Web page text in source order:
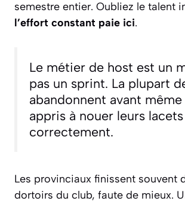
semestre entier. Oubliez le talent
l’effort constant paie ici.
Le métier de host est un
pas un sprint. La plupart
abandonnent avant même
appris à nouer leurs lacets
correctement.
Les provinciaux finissent souvent
dortoirs du club, faute de mieux.